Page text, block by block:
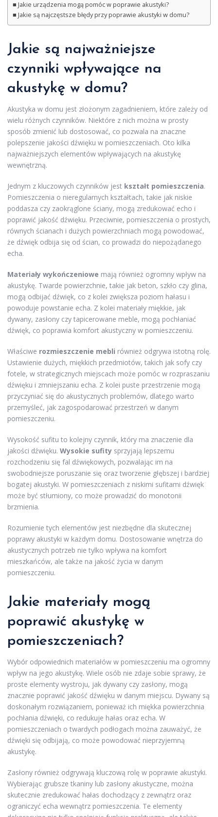
Jakie urządzenia mogą pomóc w poprawie akustyki?
Jakie są najczęstsze błędy przy poprawie akustyki w domu?
Jakie są najważniejsze
czynniki wpływające na
akustykę w domu?
Akustyka w domu jest złożonym zagadnieniem, które zależy od
wielu różnych czynników. Niektóre z nich można w prosty
sposób zmienić lub dostosować, co pozwala na znaczne
polepszenie jakości dźwięku w pomieszczeniach. Oto kilka
najważniejszych elementów wpływających na akustykę
wewnętrzną.
Jednym z kluczowych czynników jest kształt pomieszczenia.
Pomieszczenia o nieregularnych kształtach, takie jak niskie
poddasza czy zaokrąglone ściany, mogą zredukować echo i
poprawić jakość dźwięku. Przeciwnie, pomieszczenia o prostych,
równych ścianach i dużych powierzchniach mogą powodować,
że dźwięk odbija się od ścian, co prowadzi do niepożądanego
echa.
Materiały wykończeniowe mają również ogromny wpływ na
akustykę. Twarde powierzchnie, takie jak beton, szkło czy glina,
mogą odbijać dźwięk, co z kolei zwiększa poziom hałasu i
powoduje powstanie echa. Z kolei materiały miękkie, jak
dywany, zasłony czy tapicerowane meble, mogą pochłaniać
dźwięk, co poprawia komfort akustyczny w pomieszczeniu.
Właściwe rozmieszczenie mebli również odgrywa istotną rolę.
Ustawienie dużych, miękkich przedmiotów, takich jak sofy czy
fotele, w strategicznych miejscach może pomóc w rozpraszaniu
dźwięku i zmniejszaniu echa. Z kolei puste przestrzenie mogą
przyczyniać się do akustycznych problemów, dlatego warto
przemyśleć, jak zagospodarować przestrzeń w danym
pomieszczeniu.
Wysokość sufitu to kolejny czynnik, który ma znaczenie dla
jakości dźwięku. Wysokie sufity sprzyjają lepszemu
rozchodzeniu się fal dźwiękowych, pozwalając im na
swobodniejsze poruszanie się oraz tworzenie głębszej i bardziej
bogatej akustyki. W pomieszczeniach z niskimi sufitami dźwięk
może być stłumiony, co może prowadzić do monotonii
brzmienia.
Rozumienie tych elementów jest niezbędne dla skutecznej
poprawy akustyki w każdym domu. Dostosowanie wnętrza do
akustycznych potrzeb nie tylko wpływa na komfort
mieszkańców, ale także na jakość życia w danym
pomieszczeniu.
Jakie materiały mogą
poprawić akustykę w
pomieszczeniach?
Wybór odpowiednich materiałów w pomieszczeniu ma ogromny
wpływ na jego akustykę. Wiele osób nie zdaje sobie sprawy, że
proste elementy wystroju, jak dywany czy zasłony, mogą
znacznie poprawić jakość dźwięku w danym miejscu. Dywany są
doskonałym rozwiązaniem, ponieważ ich miękka powierzchnia
pochłania dźwięki, co redukuje hałas oraz echa. W
pomieszczeniach o twardych podłogach można zauważyć, że
dźwięki się odbijają, co może powodować nieprzyjemną
akustykę.
Zasłony również odgrywają kluczową rolę w poprawie akustyki.
Wybierając grubsze tkaniny lub zasłony akustyczne, można
skutecznie zredukować hałas dochodzący z zewnątrz oraz
ograniczyć echa wewnątrz pomieszczenia. Te elementy